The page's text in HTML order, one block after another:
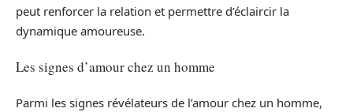
peut renforcer la relation et permettre d’éclaircir la
dynamique amoureuse.
Les signes d’amour chez un homme
Parmi les signes révélateurs de l’amour chez un homme,